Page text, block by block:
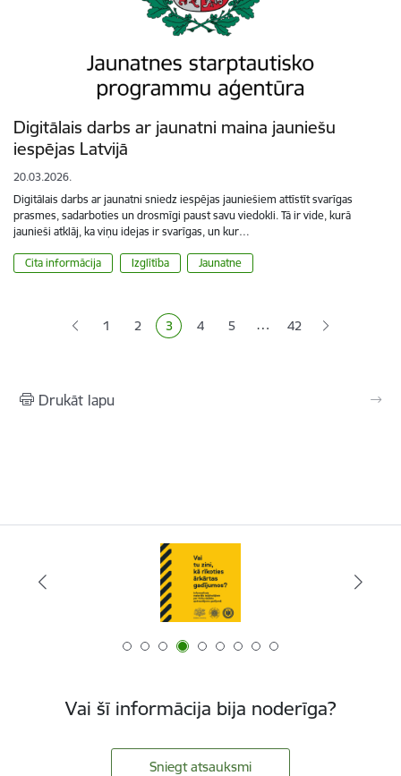
Digitālais darbs ar jaunatni maina jauniešu
iespējas Latvijā
20.03.2026.
Digitālais darbs ar jaunatni sniedz iespējas jauniešiem attīstīt svarīgas
prasmes, sadarboties un drosmīgi paust savu viedokli. Tā ir vide, kurā
jaunieši atklāj, ka viņu idejas ir svarīgas, un kur…
Cita informācija Izglītība Jaunatne
Lapa
1 Lapa
2 Pašreizējā lapa
3 Lapa
4 Lapa
5 … 42
Drukāt lapu
Vai šī informācija bija noderīga?
Sniegt atsauksmi